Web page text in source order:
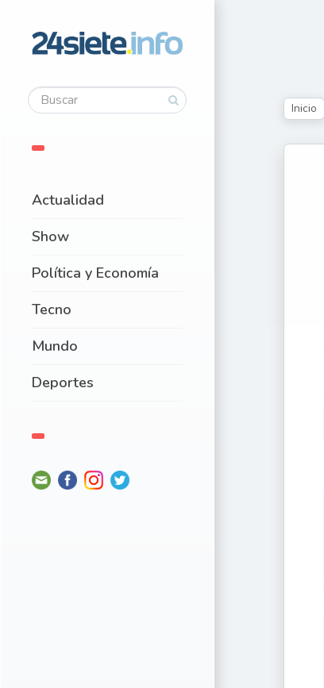
Actualidad
Show
Política y Economía
Tecno
Mundo
Deportes
Inicio